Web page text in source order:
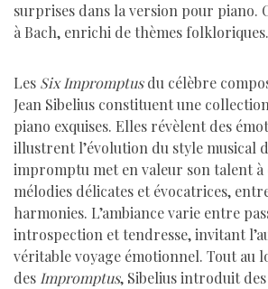
surprises dans la version pour piano.
à Bach, enrichi de thèmes folkloriques.
Les Six Impromptusdu célèbre
Jean Sibelius constituent une
piano exquises. Elles révèlent des
illustrent l’évolution du style musical
impromptu met en valeur son talent à
mélodies délicates et évocatrices,
harmonies. L’ambiance varie entre
introspection et tendresse, invitant
véritable voyage émotionnel. Tout au
des Impromptus, Sibelius introduit